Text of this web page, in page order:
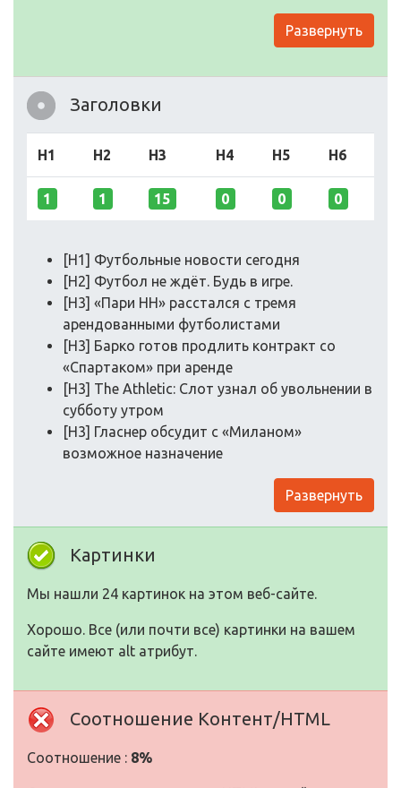
Развернуть
Заголовки
H1 H2 H3 H4 H5 H6
1 1 15 0 0 0
[H1] Футбольные новости сегодня
[H2] Футбол не ждёт. Будь в игре.
[H3] «Пари НН» расстался с тремя
арендованными футболистами
[H3] Барко готов продлить контракт со
«Спартаком» при аренде
[H3] The Athletic: Слот узнал об увольнении в
субботу утром
[H3] Гласнер обсудит с «Миланом»
возможное назначение
Развернуть
Картинки
Мы нашли 24 картинок на этом веб-сайте.
Хорошо. Все (или почти все) картинки на вашем
сайте имеют alt атрибут.
Соотношение Контент/HTML
Соотношение : 8%